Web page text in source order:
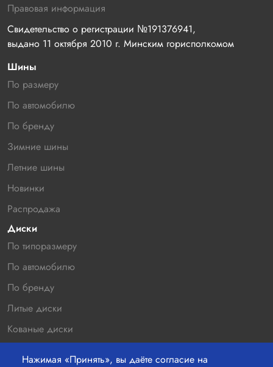
Нажимая «Принять», вы даёте согласие на
Правовая информация
Свидетельство о регистрации №191376941,
выдано 11 октября 2010 г. Минским горисполкомом
Шины
По размеру
По автомобилю
По бренду
Зимние шины
Летние шины
Новинки
Распродажа
Диски
По типоразмеру
По автомобилю
По бренду
Литые диски
Кованые диски